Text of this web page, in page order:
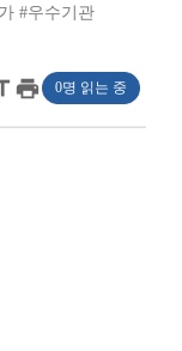
#우수기관
print 0명 읽는 중